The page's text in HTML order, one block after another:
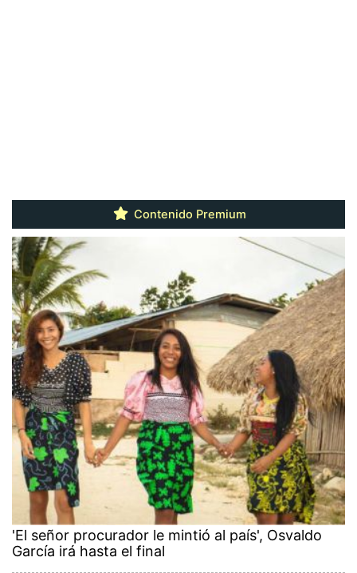
Contenido Premium
'El señor procurador le mintió al país', Osvaldo
García irá hasta el final